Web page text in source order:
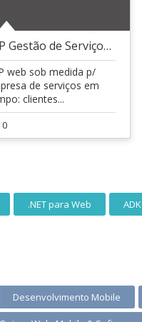
ERP Gestão de Serviços (Valdir)
web sob medida p/
de serviços em
clientes...
0
.NET para Web ADK
Desenvolvimento Mobile